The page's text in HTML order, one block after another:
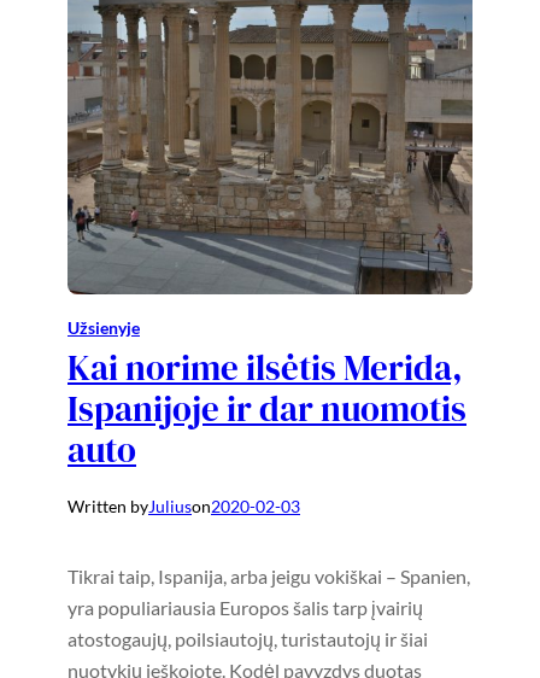
Užsienyje
Kai norime ilsėtis Merida,
Ispanijoje ir dar nuomotis
auto
Written byJuliuson2020-02-03
Tikrai taip, Ispanija, arba jeigu vokiškai – Spanien,
yra populiariausia Europos šalis tarp įvairių
atostogaujų, poilsiautojų, turistautojų ir šiai
nuotykių ieškojote. Kodėl pavyzdys duotas